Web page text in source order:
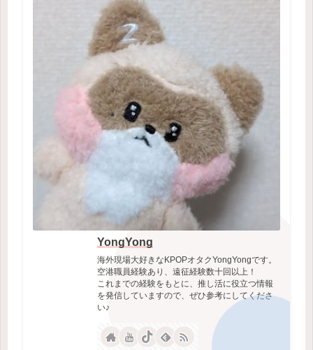
YongYong
海外現場大好きなKPOPオタクYongYongです。
空港職員経験あり、遠征経験数十回以上！
これまでの経験をもとに、推し活に役立つ情報
を発信していますので、ぜひ参考にしてくださ
い♪